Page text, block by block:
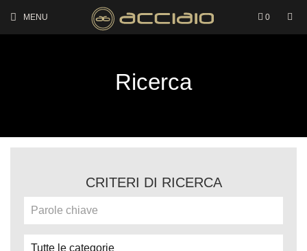
MENU 0
Ricerca
CRITERI DI RICERCA